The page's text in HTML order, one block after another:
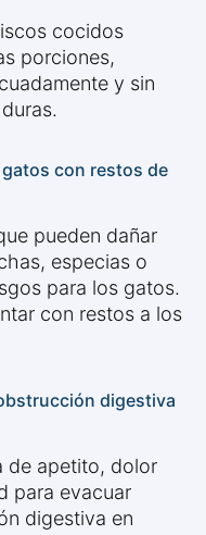
cocidos
porciones,
y sin
con restos de
pueden dañar
especias o
para los gatos.
con restos a los
digestiva
de apetito, dolor
para evacuar
digestiva en